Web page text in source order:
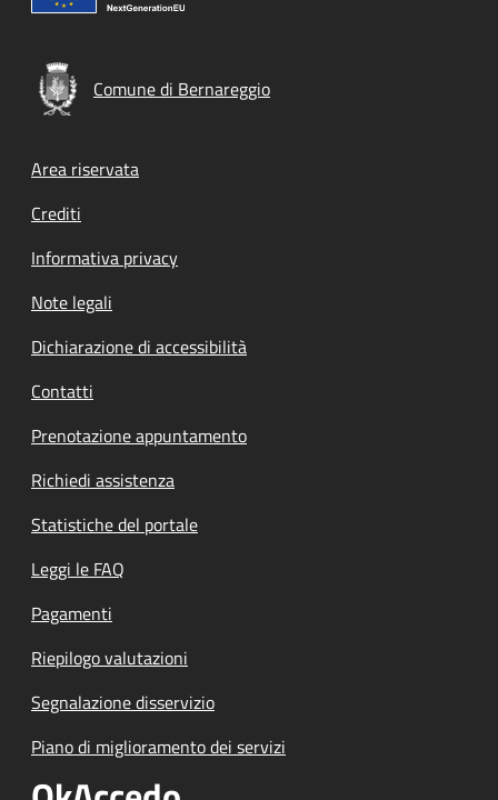
Comune di Bernareggio
Footer menu
Area riservata
Crediti
Informativa privacy
Note legali
Dichiarazione di accessibilità
Contatti
Prenotazione appuntamento
Richiedi assistenza
Statistiche del portale
Leggi le FAQ
Pagamenti
Riepilogo valutazioni
Segnalazione disservizio
Piano di miglioramento dei servizi